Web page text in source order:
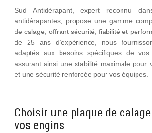
Sud Antidérapant, expert reconnu
antidérapantes, propose une gamme
de calage, offrant sécurité, fiabilité et
de 25 ans d’expérience, nous
adaptés aux besoins spécifiques de vos
assurant ainsi une stabilité maximale pour
et une sécurité renforcée pour vos équipes.
Choisir une plaque de
vos engins